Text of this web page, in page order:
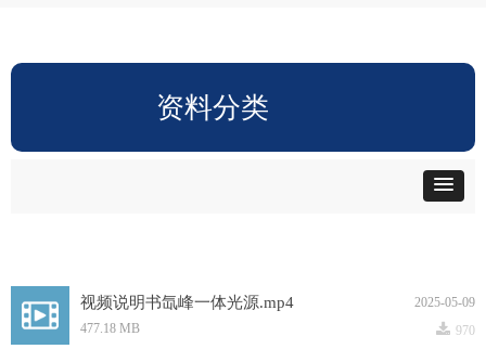
资料分类
2025-05-09
视频说明书氙峰一体光源.mp4
끂 970
477.18 MB